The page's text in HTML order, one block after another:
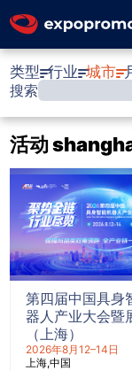
类型 行业 城市
搜索
活动
第四届中国具身
器人产业大会暨
（上海）
2026年8月12–14日
上海 中国